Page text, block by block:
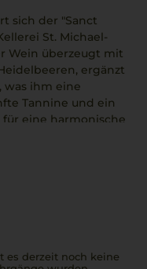
sich der "Sanct
St. Michael-
Wein überzeugt mit
ergänzt
was ihm eine
Tannine und ein
eine harmonische
Ossobuco ist dieser
es derzeit noch keine